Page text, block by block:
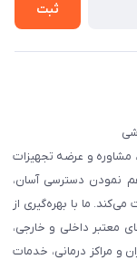
ثبت
مشاوره و عرضه تجهیزات
نمودن دسترسی آسان،
ما با بهره‌گیری از
معتبر داخلی و خارجی،
و مراکز درمانی، خدمات